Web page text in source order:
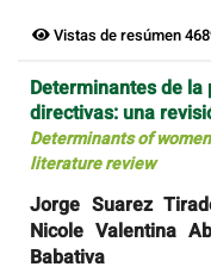
Vistas de resúmen
Determinantes de
directivas: una
Determinants of
literature review
Jorge Suarez
Nicole Valentina
Babativa